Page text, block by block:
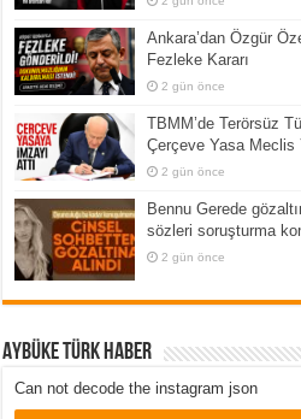
Ankara’dan Özgür
Fezleke Kararı
2 gün önce
TBMM’de Terörsüz
Çerçeve Yasa Meclis
2 gün önce
Bennu Gerede
sözleri soruşturma
2 gün önce
Aybüke Türk Haber
Can not decode the instagram json